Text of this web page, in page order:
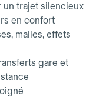
un trajet silencieux
en confort
malles, effets
gare et